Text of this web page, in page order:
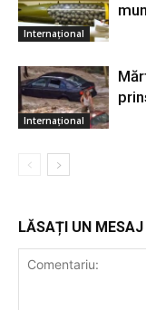
Internațional
Internațional
LĂSAȚI UN MESAJ